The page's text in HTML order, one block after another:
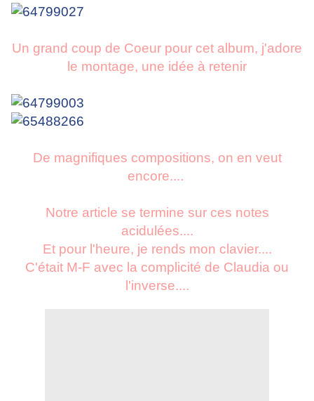
Un grand coup de Coeur pour cet album, j'adore
le montage, une idée à retenir
De magnifiques compositions, on en veut
encore....
Notre article se termine sur ces notes
acidulées....
Et pour l'heure, je rends mon clavier....
C'était M-F avec la complicité de Claudia ou
l'inverse....